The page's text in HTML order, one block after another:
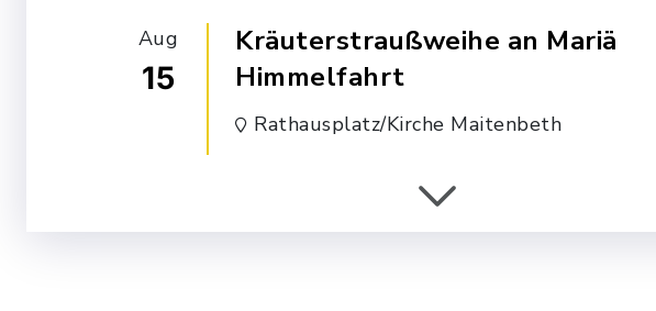
Aug
15
Kräuterstraußweihe an Mariä
Himmelfahrt
Rathausplatz/Kirche Maitenbeth
Aug Bergfeuer 2026